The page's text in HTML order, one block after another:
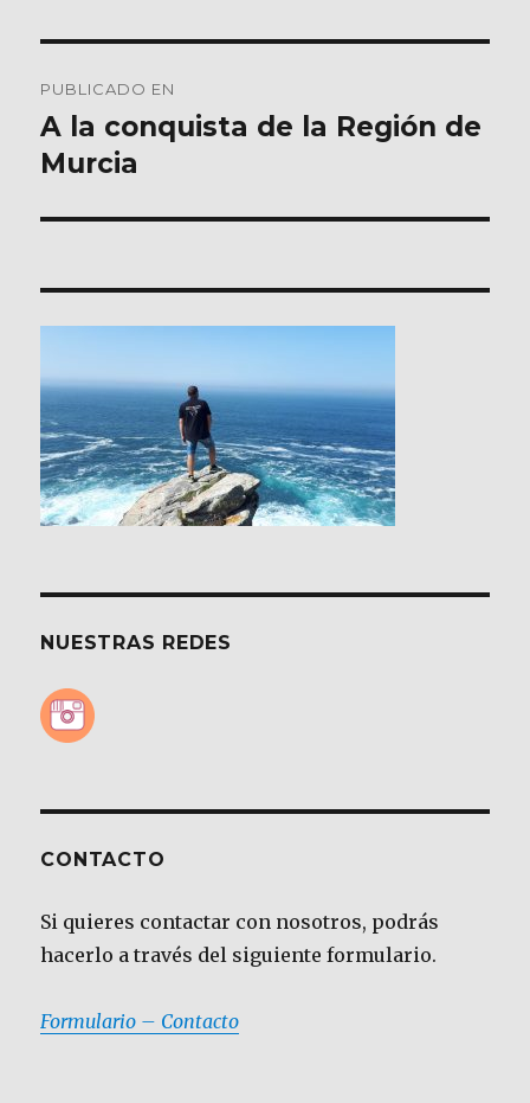
de
entradas
PUBLICADO EN
A la conquista de la Región de
Murcia
NUESTRAS REDES
CONTACTO
Si quieres contactar con nosotros, podrás
hacerlo a través del siguiente formulario.
Formulario – Contacto